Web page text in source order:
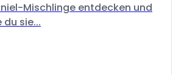
Mischlinge entdecken und
du sie...